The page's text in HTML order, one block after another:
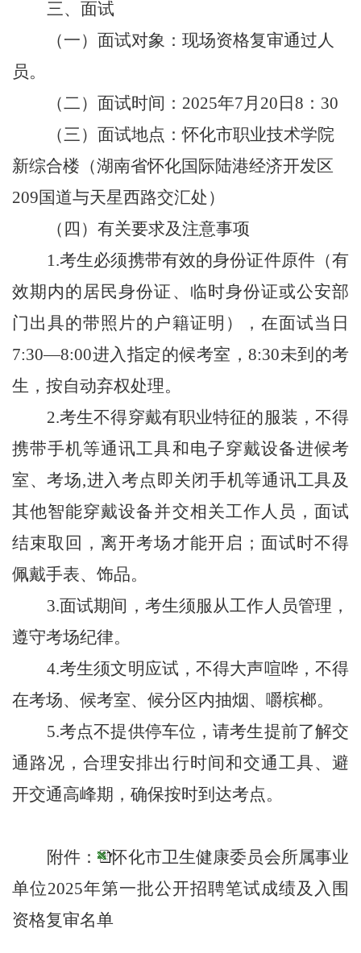
三、面试
（一） 面试对象 ： 现场资格复审通过人
员。
（二）面试时间 ： 2025年7月20日8：30
（三）面试地点：怀化市职业技术学院
新综合楼（湖南省怀化国际陆港经济开发区
209国道与天星西路交汇处）
（ 四 ）有关要求及注意事项
1.考生必须携带有效的身份证件原件（有
效期内的居民身份证、临时身份证或公安部
门出具的带照片的户籍证明 ）
，在面试当日
7:30—8:00进入指定的候考室，8:30未到的考
生，按自动弃权处理。
2.考生不得穿戴有职业特征的服装，不得
携带手机等通讯工具和电子穿戴设备进候考
室、考场,进入考点即关闭手机等通讯工具及
其他智能穿戴设备并交相关工作人员，面试
结束取回，离开考场才能开启；面试时不得
佩戴手表、饰品。
3.面试期间，考生须服从工作人员管理，
遵守考场纪律。
4.考生须文明应试，不得大声喧哗，不得
在考场、候考室、候分区内抽烟、嚼槟榔。
5.考点不提供停车位，请考生提前了解交
通路况，合理安排出行时间和交通工具、避
开交通高峰期，确保按时到达考点。
附件：
怀化市卫生健康委员会所属事业
单位2025年第一批公开招聘笔试成绩及入围
资格复审名单